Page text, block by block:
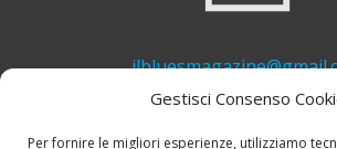
Gestisci Consenso
Per fornire le migliori esperienze, utilizziamo